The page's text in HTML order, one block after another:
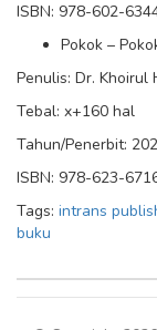
ISBN: 978-602-
Pokok –
Penulis: Dr. Khoirul
Tebal: x+160 hal
Tahun/Penerbit:
ISBN: 978-623-
Tags: intrans
buku